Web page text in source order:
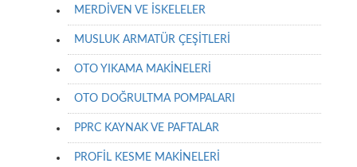
MERDİVEN VE İSKELELER
MUSLUK ARMATÜR ÇEŞİTLERİ
OTO YIKAMA MAKİNELERİ
OTO DOĞRULTMA POMPALARI
PPRC KAYNAK VE PAFTALAR
PROFİL KESME MAKİNELERİ